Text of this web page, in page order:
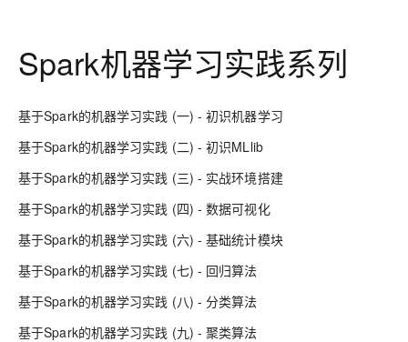
Spark机器学习实践系列
基于Spark的机器学习实践 (一) - 初识机器学习
基于Spark的机器学习实践 (二) - 初识MLlib
基于Spark的机器学习实践 (三) - 实战环境搭建
基于Spark的机器学习实践 (四) - 数据可视化
基于Spark的机器学习实践 (六) - 基础统计模块
基于Spark的机器学习实践 (七) - 回归算法
基于Spark的机器学习实践 (八) - 分类算法
基于Spark的机器学习实践 (九) - 聚类算法